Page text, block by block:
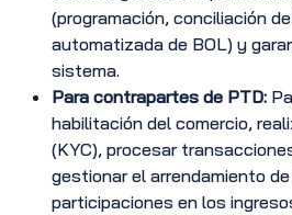
(programación, conciliación
automatizada de BOL) y
sistema.
Para contrapartes de PTD:
habilitación del comercio,
(KYC), procesar
gestionar el arrendamiento
participaciones en los